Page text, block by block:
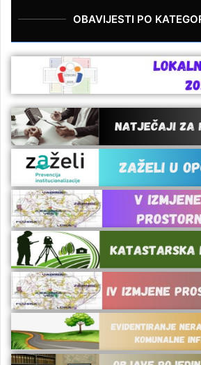
OBAVIJESTI PO